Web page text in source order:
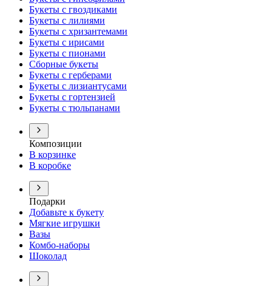
Букеты с гвоздиками
Букеты с лилиями
Букеты с хризантемами
Букеты с ирисами
Букеты с пионами
Сборные букеты
Букеты с герберами
Букеты с лизиантусами
Букеты с гортензией
Букеты с тюльпанами
Композиции
В корзинке
В коробке
Подарки
Добавьте к букету
Мягкие игрушки
Вазы
Комбо-наборы
Шоколад